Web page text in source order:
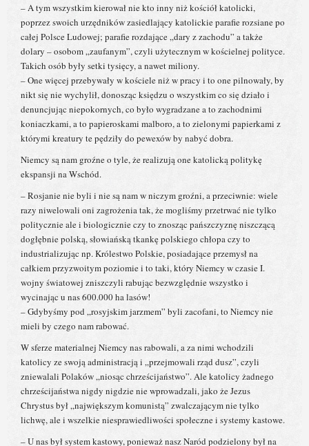
– A tym wszystkim kierował nie kto inny niż kościół katolicki,
poprzez swoich urzędników zasiedlający katolickie parafie rozsiane po
całej Polsce Ludowej; parafie rozdające „dary z zachodu” a także
dolary – osobom „zaufanym”, czyli użytecznym w kościelnej polityce.
Takich osób były setki tysięcy, a nawet miliony.
– One więcej przebywały w kościele niż w pracy i to one pilnowały, by
nikt się nie wychylił, donosząc księdzu o wszystkim co się działo i
denuncjując niepokornych, co było wygradzane a to zachodnimi
koniaczkami, a to papieroskami malboro, a to zielonymi papierkami z
którymi kreatury te pędziły do pewexów by nabyć dobra.
Niemcy są nam groźne o tyle, że realizują one katolicką politykę
ekspansji na Wschód.
– Rosjanie nie byli i nie są nam w niczym groźni, a przeciwnie: wiele
razy niwelowali oni zagrożenia tak, że mogliśmy przetrwać nie tylko
politycznie ale i biologicznie czy to znosząc pańszczyznę niszczącą
dogłębnie polską, słowiańską tkankę polskiego chłopa czy to
industrializując np. Królestwo Polskie, posiadające przemysł na
całkiem przyzwoitym poziomie i to taki, który Niemcy w czasie I.
wojny światowej zniszczyli rabując bezwzględnie wszystko i
wycinając u nas 600.000 ha lasów!
– Gdybyśmy pod „rosyjskim jarzmem” byli zacofani, to Niemcy nie
mieli by czego nam rabować.
W sferze materialnej Niemcy nas rabowali, a za nimi wchodzili
katolicy ze swoją administracją i „przejmowali rząd dusz”, czyli
zniewalali Polaków „niosąc chrześcijaństwo”. Ale katolicy żadnego
chrześcijaństwa nigdy nigdzie nie wprowadzali, jako że Jezus
Chrystus był „największym komunistą” zwalczającym nie tylko
lichwę, ale i wszelkie niesprawiedliwości społeczne i systemy kastowe.
– U nas był system kastowy, ponieważ nasz Naród podzielony był na